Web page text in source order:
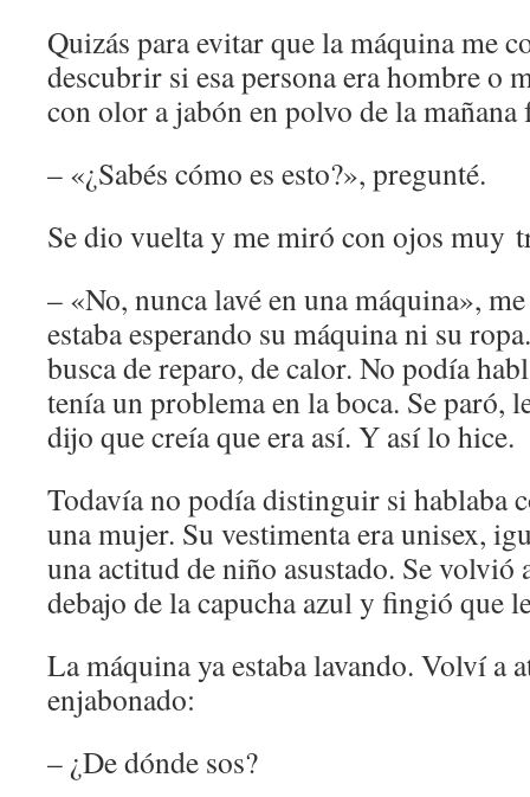
Quizás para evitar que la máquina me
descubrir si esa persona era hombre o
con olor a jabón en polvo de la
– «¿Sabés cómo es esto?», pregunté.
Se dio vuelta y me miró con ojos muy
– «No, nunca lavé en una máquina»,
estaba esperando su máquina ni su
busca de reparo, de calor. No podía
tenía un problema en la boca. Se paró,
dijo que creía que era así. Y así lo hice.
Todavía no podía distinguir si hablaba
una mujer. Su vestimenta era unisex,
una actitud de niño asustado. Se volvió
debajo de la capucha azul y fingió que
La máquina ya estaba lavando. Volví a
enjabonado:
– ¿De dónde sos?